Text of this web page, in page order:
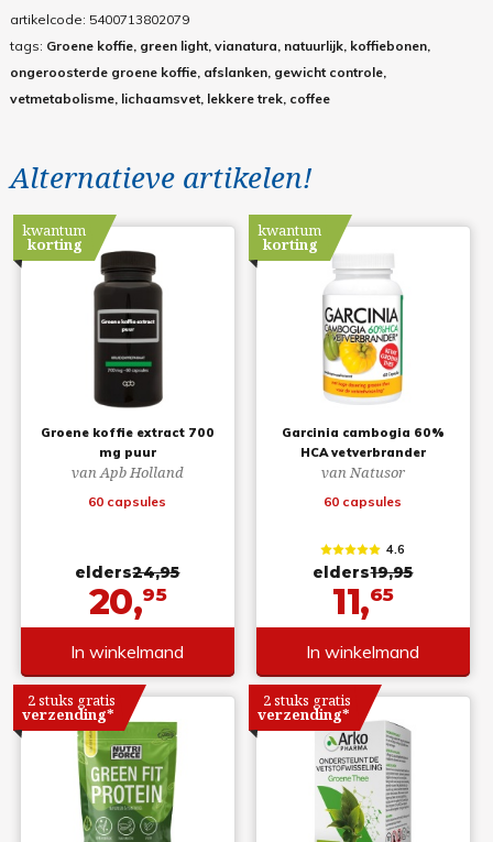
artikelcode: 5400713802079
tags: Groene koffie, green light, vianatura, natuurlijk, koffiebonen,
ongeroosterde groene koffie, afslanken, gewicht controle,
vetmetabolisme, lichaamsvet, lekkere trek, coffee
Alternatieve artikelen!
Groene koffie extract 700
mg puur
van Apb Holland
60 capsules
kwantum
korting
elders24,95
20,95
In winkelmand
Garcinia cambogia 60%
HCA vetverbrander
van Natusor
60 capsules
kwantum
korting
4.6
elders19,95
11,65
In winkelmand
2 stuks gratis
verzending*
2 stuks gratis
verzending*